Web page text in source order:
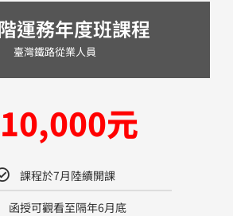
運務年度班課程
臺灣鐵路從業人員
10,000​元
課程於7月陸續開課
函授可觀看至隔年6月底​